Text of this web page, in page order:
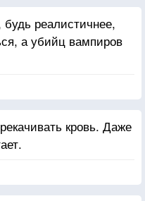
реалистичнее,
а убийц вампиров
кровь. Даже